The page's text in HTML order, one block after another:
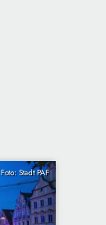
Foto: Stadt PAF